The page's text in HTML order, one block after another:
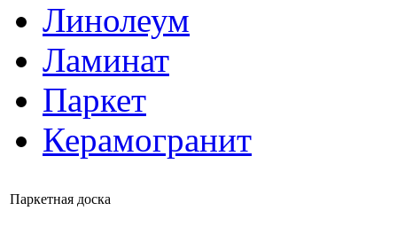
Линолеум
Ламинат
Паркет
Керамогранит
Паркетная доска